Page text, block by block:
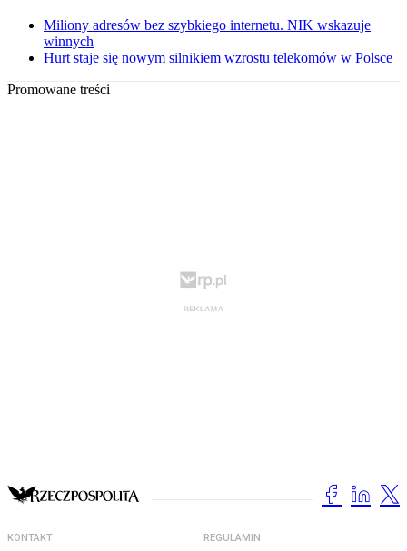
Miliony adresów bez szybkiego internetu. NIK wskazuje
winnych
Hurt staje się nowym silnikiem wzrostu telekomów w Polsce
Promowane treści
KONTAKT REGULAMIN